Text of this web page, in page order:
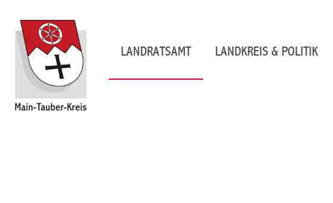
LANDRATSAMT LANDKREIS & POLITIK